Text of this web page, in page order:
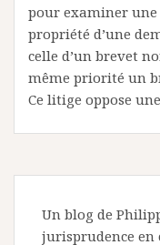
pour examiner
propriété d’une
celle d’un brevet
même priorité un
Ce litige oppose
Un blog de
jurisprudence en